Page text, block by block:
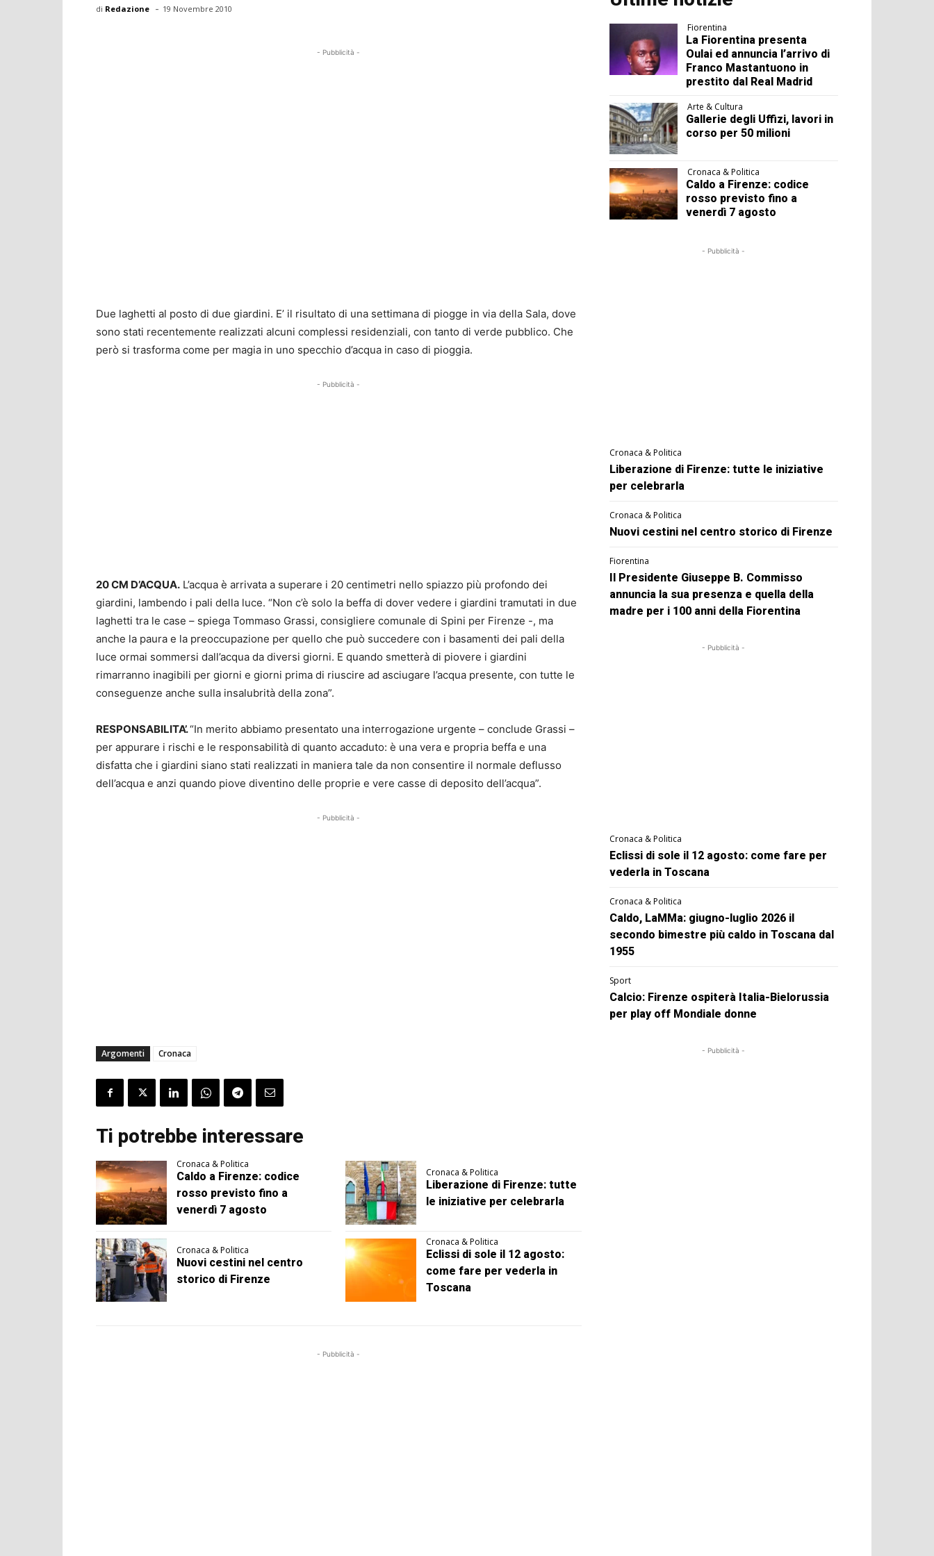
di Redazione - 19 Novembre 2010
- Pubblicità -
Due laghetti al posto di due giardini. E’ il risultato di una settimana di piogge in via della Sala, dove
sono stati recentemente realizzati alcuni complessi residenziali, con tanto di verde pubblico. Che
però si trasforma come per magia in uno specchio d’acqua in caso di pioggia.
- Pubblicità -
20 CM D’ACQUA. L’acqua è arrivata a superare i 20 centimetri nello spiazzo più profondo dei
giardini, lambendo i pali della luce. “Non c’è solo la beffa di dover vedere i giardini tramutati in due
laghetti tra le case – spiega Tommaso Grassi, consigliere comunale di Spini per Firenze -, ma
anche la paura e la preoccupazione per quello che può succedere con i basamenti dei pali della
luce ormai sommersi dall’acqua da diversi giorni. E quando smetterà di piovere i giardini
rimarranno inagibili per giorni e giorni prima di riuscire ad asciugare l’acqua presente, con tutte le
conseguenze anche sulla insalubrità della zona”.
RESPONSABILITA’.“In merito abbiamo presentato una interrogazione urgente – conclude Grassi –
per appurare i rischi e le responsabilità di quanto accaduto: è una vera e propria beffa e una
disfatta che i giardini siano stati realizzati in maniera tale da non consentire il normale deflusso
dell’acqua e anzi quando piove diventino delle proprie e vere casse di deposito dell’acqua”.
- Pubblicità -
Argomenti Cronaca
Ti potrebbe interessare
Cronaca & Politica
Caldo a Firenze: codice
rosso previsto fino a
venerdì 7 agosto
Cronaca & Politica
Liberazione di Firenze: tutte
le iniziative per celebrarla
Cronaca & Politica
Nuovi cestini nel centro
storico di Firenze
Cronaca & Politica
Eclissi di sole il 12 agosto:
come fare per vederla in
Toscana
- Pubblicità -
Fiorentina
La Fiorentina presenta
Oulai ed annuncia l’arrivo di
Franco Mastantuono in
prestito dal Real Madrid
Arte & Cultura
Gallerie degli Uffizi, lavori in
corso per 50 milioni
Cronaca & Politica
Caldo a Firenze: codice
rosso previsto fino a
venerdì 7 agosto
- Pubblicità -
Cronaca & Politica
Liberazione di Firenze: tutte le iniziative
per celebrarla
Cronaca & Politica
Nuovi cestini nel centro storico di Firenze
Fiorentina
Il Presidente Giuseppe B. Commisso
annuncia la sua presenza e quella della
madre per i 100 anni della Fiorentina
- Pubblicità -
Cronaca & Politica
Eclissi di sole il 12 agosto: come fare per
vederla in Toscana
Cronaca & Politica
Caldo, LaMMa: giugno-luglio 2026 il
secondo bimestre più caldo in Toscana dal
1955
Sport
Calcio: Firenze ospiterà Italia-Bielorussia
per play off Mondiale donne
- Pubblicità -